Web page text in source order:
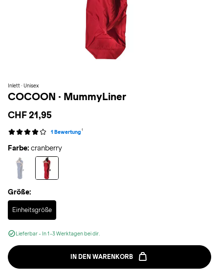
Inlett · Unisex
COCOON · MummyLiner
CHF 21,95
1 Bewertung 1
Farbe: cranberry
Größe:
Einheitsgröße
Selected
Lieferbar - In 1-3 Werktagen bei dir.
IN DEN WARENKORB